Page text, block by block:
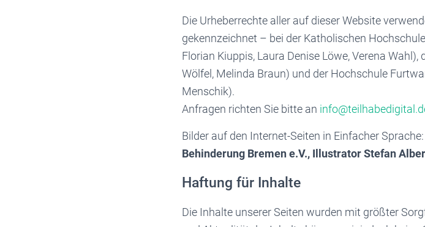
Die Urheberrechte aller auf dieser Website
gekennzeichnet – bei der Katholischen
Florian Kiuppis, Laura Denise Löwe, Verena
Wölfel, Melinda Braun) und der Hochschule
Menschik).
Anfragen richten Sie bitte an
Bilder auf den Internet-Seiten in Einfacher Sprache:
Behinderung Bremen e.V., Illustrator Stefan
Haftung für Inhalte
Die Inhalte unserer Seiten wurden mit größter